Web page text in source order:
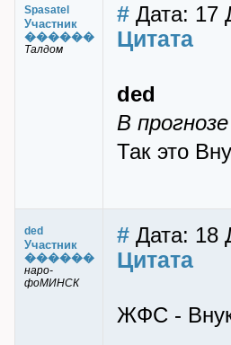
Spasatel
Участник
������
Талдом
# Дата: 17
Цитата
ded
В
Так это
ded
Участник
������
наро-
фоМИНСК
# Дата: 18
Цитата
ЖФС -